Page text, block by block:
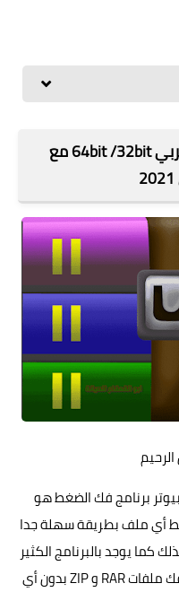
تحميل برنامج فك الضغط عربي 64bit /32bit مع
برنامج فك الضغط هو
أي ملف بطريقة سهلة جدا
كما يوجد بالبرنامج الكثير
من المميزات سوف تكون قادرا على فك ملفات RAR و ZIP بدون أي